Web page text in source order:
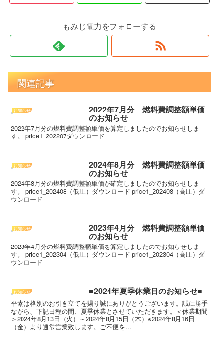
もみじ電力をフォローする
関連記事
お知らせ 2022年7月分 燃料費調整額単価
のお知らせ
2022年7月分の燃料費調整額単価を算定しましたのでお知らせしま
す。 price1_202207ダウンロード
お知らせ 2024年8月分 燃料費調整額単価
のお知らせ
2024年8月分の燃料費調整額単価が確定しましたのでお知らせしま
す。 price1_202408（低圧）ダウンロード price1_202408（高圧）ダ
ウンロード
お知らせ 2023年4月分 燃料費調整額単価
のお知らせ
2023年4月分の燃料費調整額単価を算定しましたのでお知らせしま
す。 price1_202304（低圧）ダウンロード price1_202304（高圧）ダ
ウンロード
お知らせ ■2024年夏季休業日のお知らせ■
平素は格別のお引き立てを賜り誠にありがとうございます。誠に勝手
ながら、下記日程の間、夏季休業とさせていただきます。＜休業期間
＞2024年8月13日（火）～2024年8月15日（木）※2024年8月16日
（金）より通常営業致します。ご不便を...